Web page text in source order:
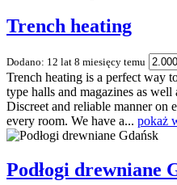
Trench heating
Dodano: 12 lat 8 miesięcy temu
Trench heating is a perfect way
type halls and magazines as
Discreet and reliable manner on
every room. We have a... pokaż
Podłogi drewniane